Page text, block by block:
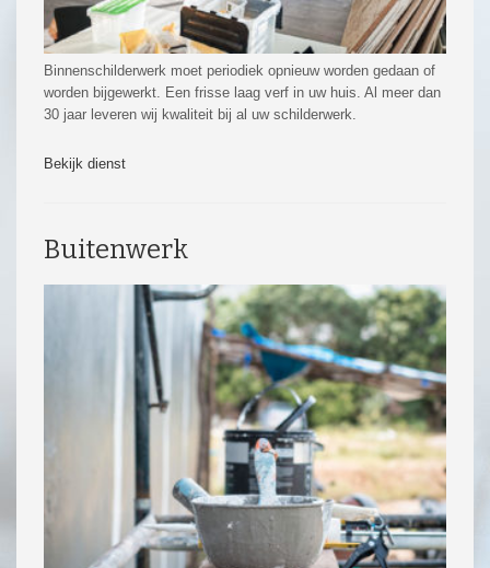
Binnenschilderwerk moet periodiek opnieuw worden gedaan of
worden bijgewerkt. Een frisse laag verf in uw huis. Al meer dan
30 jaar leveren wij kwaliteit bij al uw schilderwerk.
Bekijk dienst
Buitenwerk